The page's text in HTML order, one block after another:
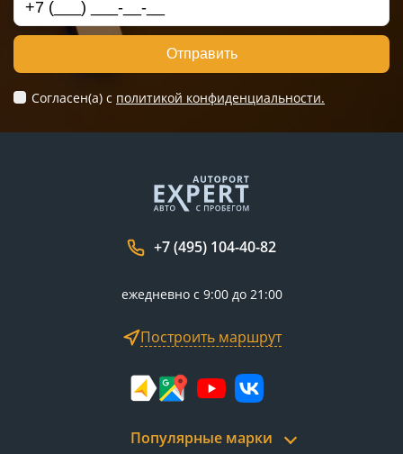
Отправить
Согласен(а) c политикой конфиденциальности.
+7 (495) 104-40-82
ежедневно с 9:00 до 21:00
Построить маршрут
Популярные марки